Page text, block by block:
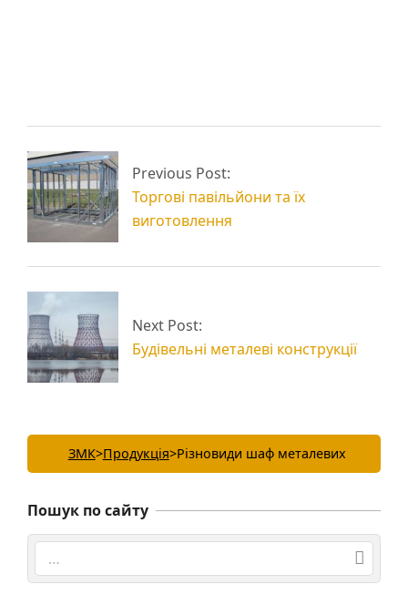
Металева ферма для
ангару
Металоконструкції з
труб і профілю
Previous Post:
Торгові павільйони та їх
виготовлення
Next Post:
Будівельні металеві конструкції
ЗМК>Продукція>Різновиди шаф металевих
Пошук по сайту
Search